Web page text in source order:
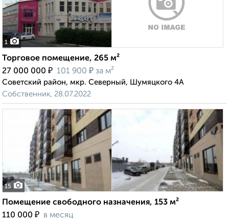
1
Торговое помещение, 265 м²
27 000 000 ₽ 101 900 ₽ за м²
Советский район, мкр. Северный, Шумяцкого 4А
Собственник, 28.07.2022
15
Помещение свободного назначения, 153 м²
110 000 ₽ в месяц